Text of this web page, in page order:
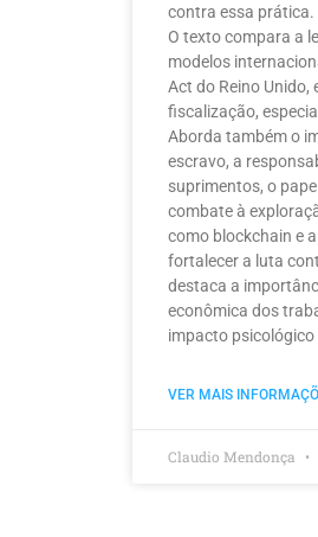
contra essa prática.
O texto compara a
modelos
Act do Reino Unido,
fiscalização,
Aborda também o
escravo, a
suprimentos, o
combate à
como blockchain e
fortalecer a luta
destaca a
econômica dos
impacto
VER MAIS
Claudio Mendonça